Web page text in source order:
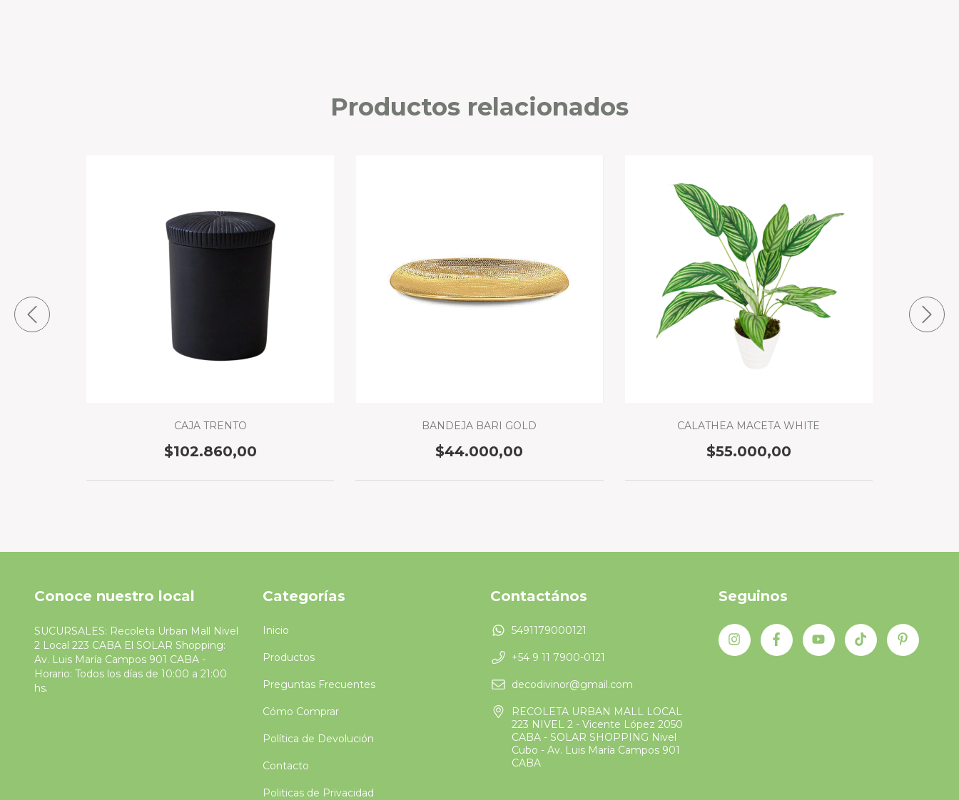
Productos relacionados
CAJA TRENTO
$102.860,00
BANDEJA BARI GOLD
$44.000,00
CALATHEA MACETA WHITE
$55.000,00
Conoce nuestro local
SUCURSALES: Recoleta Urban Mall Nivel
2 Local 223 CABA El SOLAR Shopping:
Av. Luis María Campos 901 CABA -
Horario: Todos los días de 10:00 a 21:00
hs.
Categorías
Inicio
Productos
Preguntas Frecuentes
Cómo Comprar
Política de Devolución
Contacto
Politicas de Privacidad
Contactános
5491179000121
+54 9 11 7900-0121
decodivinor@gmail.com
RECOLETA URBAN MALL LOCAL
223 NIVEL 2 - Vicente López 2050
CABA - SOLAR SHOPPING Nivel
Cubo - Av. Luis María Campos 901
CABA
Seguinos